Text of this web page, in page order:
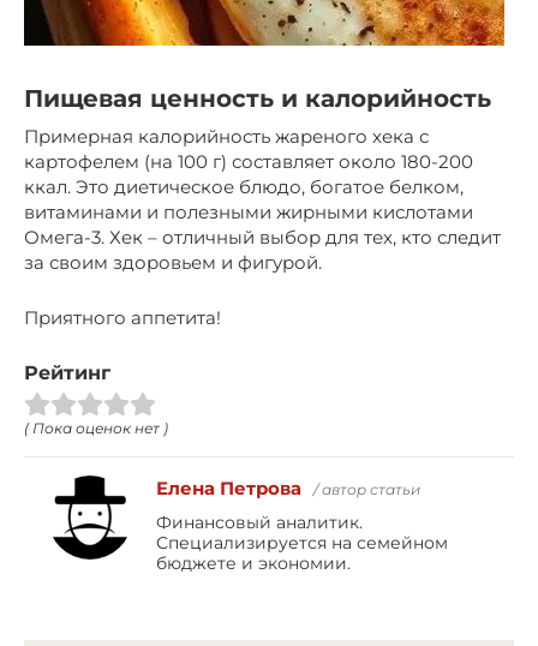
Пищевая ценность и калорийность
Примерная калорийность жареного хека с
картофелем (на 100 г) составляет около 180-200
ккал. Это диетическое блюдо, богатое белком,
витаминами и полезными жирными кислотами
Омега-3. Хек – отличный выбор для тех, кто следит
за своим здоровьем и фигурой.
Приятного аппетита!
Рейтинг
( Пока оценок нет )
Елена Петрова / автор статьи
Финансовый аналитик.
Специализируется на семейном
бюджете и экономии.